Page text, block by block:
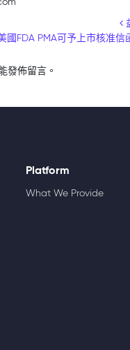
國FDA PMA可予上市核准
發佈留言。
Platform
What We Provide